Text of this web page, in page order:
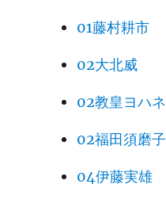
01藤村耕市
02大北威
02教皇ヨハ
02福田須磨子
04伊藤実雄